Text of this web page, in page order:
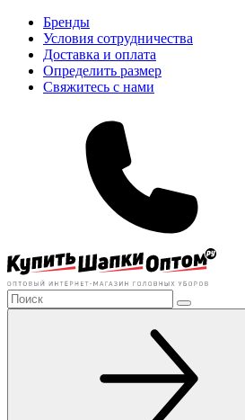
Бренды
Условия сотрудничества
Доставка и оплата
Определить размер
Свяжитесь с нами